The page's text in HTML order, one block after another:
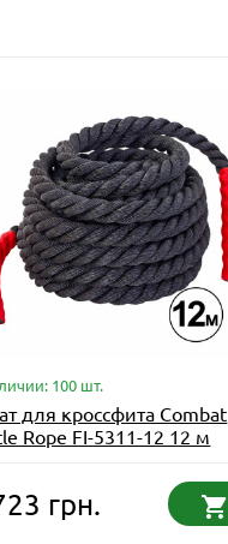
100 шт.
для кроссфита Combat
Rope FI-5311-12 12 м
грн.